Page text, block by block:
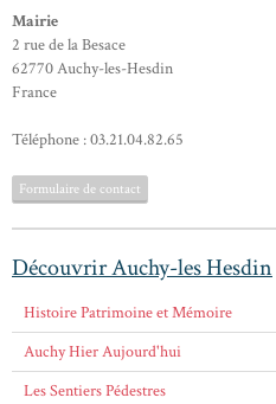
Mairie
2 rue de la Besace
62770 Auchy-les-Hesdin
France
Téléphone : 03.21.04.82.65
Formulaire de contact
Découvrir Auchy-les Hesdin
Histoire Patrimoine et Mémoire
Auchy Hier Aujourd'hui
Les Sentiers Pédestres